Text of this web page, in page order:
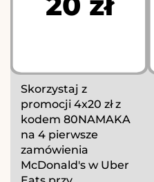
Skorzystaj z
promocji 4x20 zł z
kodem 80NAMAKA
na 4 pierwsze
zamówienia
McDonald's w Uber